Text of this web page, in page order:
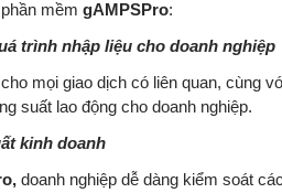
mềm gAMPSPro:
trình nhập liệu cho doanh nghiệp
mọi giao dịch có liên quan, cùng
suất lao động cho doanh nghiệp.
kinh doanh
doanh nghiệp dễ dàng kiểm soát